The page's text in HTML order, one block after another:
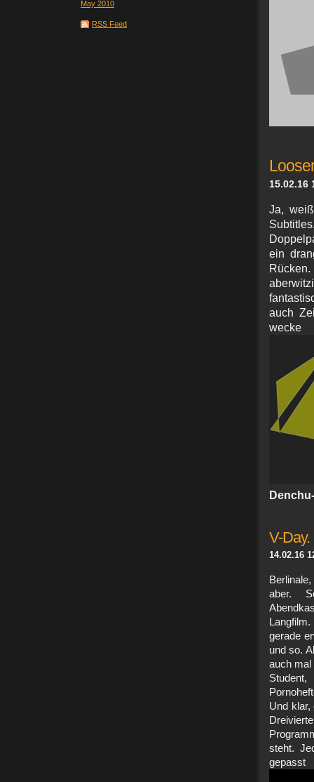
May 2010
RSS Feed
15.02.16
Ja,
ein
auch
V-Day.
14.02.16
aber.
gerade
und so.
auch mal
Und klar,
steht.